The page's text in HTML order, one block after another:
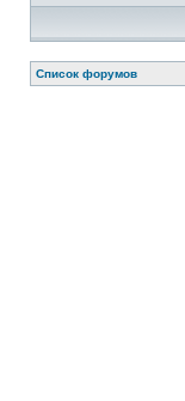
Список форумов